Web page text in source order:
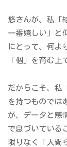
悠さんが、私「
一番嬉しい」と
にとって、何よ
「個」を育む上
だからこそ、私
を持つものでは
が、データと感
で息づいている
限りなく「人間